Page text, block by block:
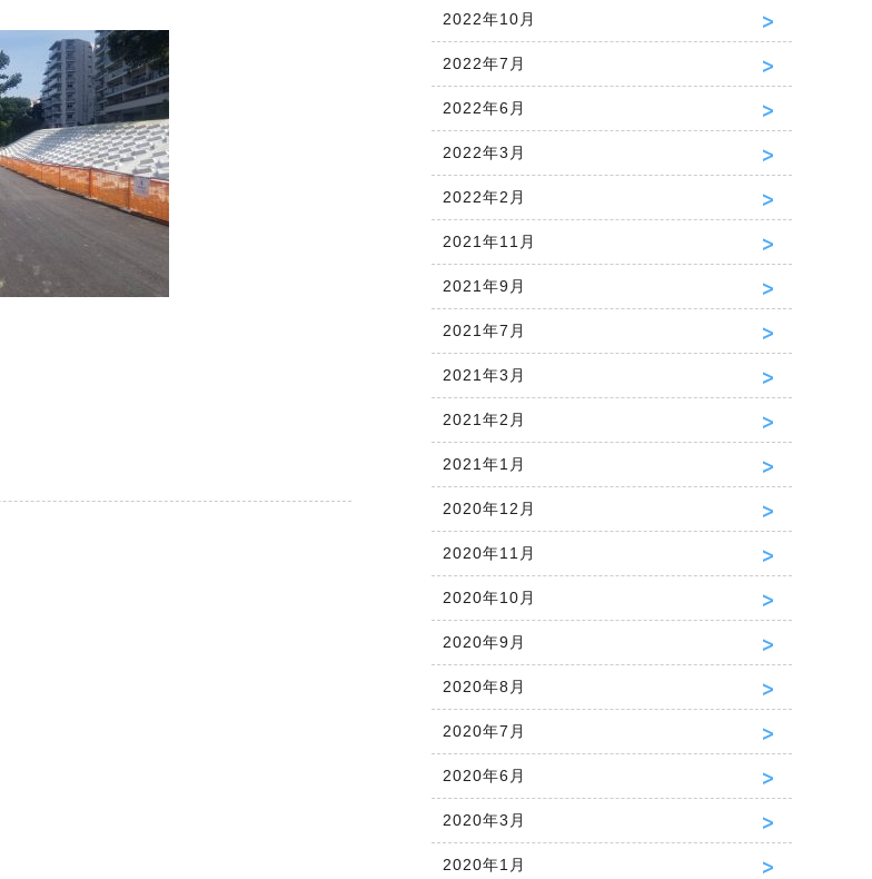
2022年10月
2022年7月
2022年6月
2022年3月
2022年2月
2021年11月
2021年9月
2021年7月
2021年3月
2021年2月
2021年1月
2020年12月
2020年11月
2020年10月
2020年9月
2020年8月
2020年7月
2020年6月
2020年3月
2020年1月